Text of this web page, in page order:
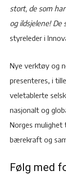
stort, de som
og ildsjelene! De
styreleder i
Nye verktøy og
presenteres, i
veletablerte
nasjonalt og
Norges mulighet
bærekraft og
Følg med